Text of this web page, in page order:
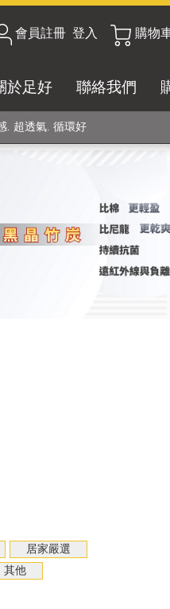
會員註冊 登入 購物
於足好 聯絡我們
過多項國際檢驗
. 超透氣. 循環好
列